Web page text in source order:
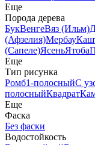
Еще
Порода дерева
БукВенгеВяз (Ильм)
(Афзелия)Мербау
(Сапеле)ЯсеньЯтоба
Еще
Тип рисунка
Ромб1-полосныйС
полосныйКвадрат
Еще
Фаска
Без фаски
Водостойкость